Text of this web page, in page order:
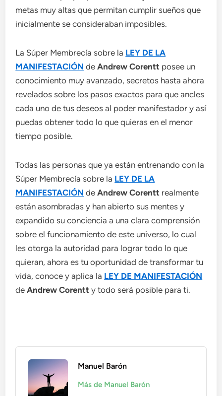
metas muy altas que permitan cumplir sueños que
inicialmente se consideraban imposibles.
La Súper Membrecía sobre la LEY DE LA
MANIFESTACIÓN deAndrew Corentt posee un
conocimiento muy avanzado, secretos hasta ahora
revelados sobre los pasos exactos para que ancles
cada uno de tus deseos al poder manifestador y así
puedas obtener todo lo que quieras en el menor
tiempo posible.
Todas las personas que ya están entrenando con la
Súper Membrecía sobre la LEY DE LA
MANIFESTACIÓN deAndrew Corentt realmente
están asombradas y han abierto sus mentes y
expandido su conciencia a una clara comprensión
sobre el funcionamiento de este universo, lo cual
les otorga la autoridad para lograr todo lo que
quieran, ahora es tu oportunidad de transformar tu
vida, conoce y aplica la LEY DE MANIFESTACIÓN
deAndrew Corentt y todo será posible para ti.
Manuel Barón
Más de Manuel Barón